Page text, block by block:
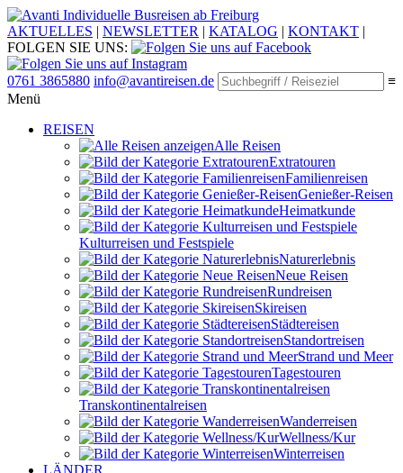
Individuelle Busreisen ab Freiburg
AKTUELLES | NEWSLETTER | KATALOG | KONTAKT |
FOLGEN SIE UNS:
0761 3865880 info@avantireisen.de
≡
Menü
REISEN
Alle Reisen
Extratouren
Familien­reisen
Genießer-Reisen
Heimatkunde
Kultur­reisen und Festspiele
Naturerlebnis
Neue Reisen
Rund­reisen
Ski­reisen
Städte­reisen
Standort­reisen
Strand und Meer
Tagestouren
Transkontinental­reisen
Wander­reisen
Wellness/Kur
Winter­reisen
LÄNDER